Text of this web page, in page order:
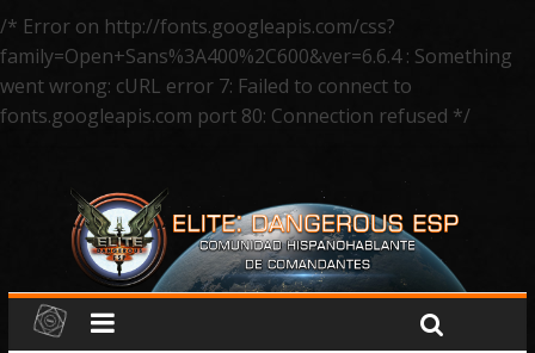
/* Error on http://fonts.googleapis.com/css?
family=Open+Sans%3A400%2C600&ver=6.6.4 : Something
went wrong: cURL error 7: Failed to connect to
fonts.googleapis.com port 80: Connection refused */